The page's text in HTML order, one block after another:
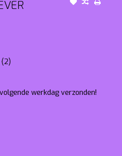
(2)
werkdag verzonden!